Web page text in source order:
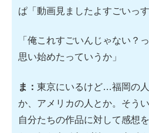
ぱ「動画見ましたよすごいっ
「俺これすごいんじゃない？
思い始めたっていうか」
ま： 東京にいるけど…福岡の
か、アメリカの人とか。そう
自分たちの作品に対して感想